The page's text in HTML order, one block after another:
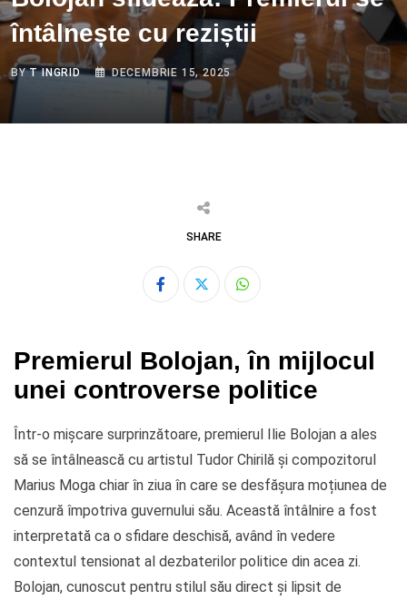
întâlnește cu reziștii
BYT INGRID DECEMBRIE 15, 2025
SHARE
Whatsapp
Premierul Bolojan, în mijlocul
unei controverse politice
Într-o mișcare surprinzătoare, premierul Ilie Bolojan a ales
să se întâlnească cu artistul Tudor Chirilă și compozitorul
Marius Moga chiar în ziua în care se desfășura moțiunea de
cenzură împotriva guvernului său. Această întâlnire a fost
interpretată ca o sfidare deschisă, având în vedere
contextul tensionat al dezbaterilor politice din acea zi.
Bolojan, cunoscut pentru stilul său direct și lipsit de